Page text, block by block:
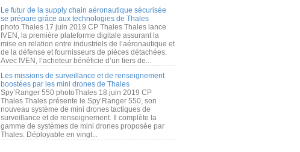
Le futur de la supply chain aéronautique sécurisée
se prépare grâce aux technologies de Thales
photo Thales 17 juin 2019 CP Thales Thales lance
IVEN, la première plateforme digitale assurant la
mise en relation entre industriels de l’aéronautique et
de la défense et fournisseurs de pièces détachées.
Avec IVEN, l’acheteur bénéficie d’un tiers de...
Les missions de surveillance et de renseignement
boostées par les mini drones de Thales
Spy’Ranger 550 photoThales 18 juin 2019 CP
Thales Thales présente le Spy’Ranger 550, son
nouveau système de mini drones tactiques de
surveillance et de renseignement. Il complète la
gamme de systèmes de mini drones proposée par
Thales. Déployable en vingt...